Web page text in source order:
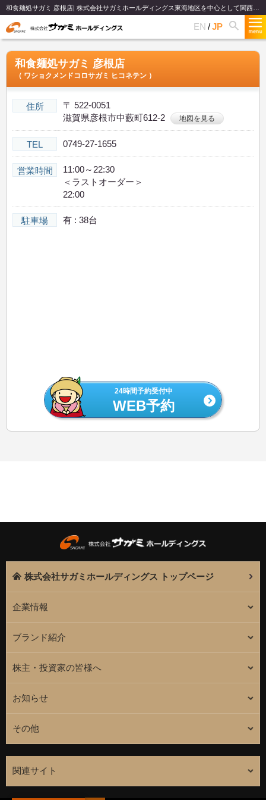
EN JP
和食麺処サガミ 彦根店
（ ワショクメンドコロサガミ ヒコネテン ）
住所
〒 522-0051
滋賀県彦根市中藪町612-2
地図を見る
TEL 0749-27-1655
営業時間
11:00～22:30
＜ラストオーダー＞
22:00
駐車場 有 : 38台
24時間予約受付中
WEB予約
株式会社サガミホールディングス トップページ
企業情報
ブランド紹介
株主・投資家の皆様へ
お知らせ
その他
関連サイト